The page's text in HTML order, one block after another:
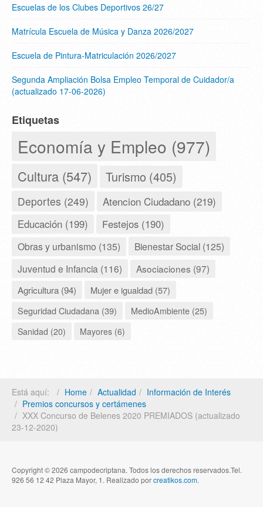
Escuelas de los Clubes Deportivos 26/27
Matrícula Escuela de Música y Danza 2026/2027
Escuela de Pintura-Matriculación 2026/2027
Segunda Ampliación Bolsa Empleo Temporal de Cuidador/a
(actualizado 17-06-2026)
Etiquetas
Economía y Empleo (977)
Cultura (547) Turismo (405)
Deportes (249) Atencion Ciudadano (219)
Educación (199) Festejos (190)
Obras y urbanismo (135)
Bienestar Social (125)
Juventud e Infancia (116)
Asociaciones (97)
Agricultura (94)
Mujer e igualdad (57)
Seguridad Ciudadana (39)
MedioAmbiente (25)
Sanidad (20)
Mayores (6)
Está aquí: Home Actualidad
Información de Interés
Premios concursos y certámenes
XXX Concurso de Belenes 2020 PREMIADOS (actualizado
23-12-2020)
Copyright © 2026 campodecriptana. Todos los derechos reservados.Tel.
926 56 12 42 Plaza Mayor, 1. Realizado porcreatikos.com.